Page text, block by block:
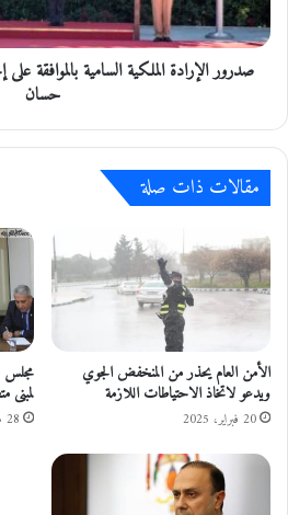
ع
ا
ن
ل
ر
ع
ي
ل
ت
ع
ي
إ
ر
ا
ل
ك
ي
ة
ا
ا
م
ي
ب
صدرور الإرادة الملكية السامية بالموافقة
حسان
مقالات ذات صلة
الأمن العام يحذر من المنخفض الجوي
ويدعو لاتخاذ الاحتياطات اللازمة
20 فبراير، 2025
لمبنى
28 مايو، 2025